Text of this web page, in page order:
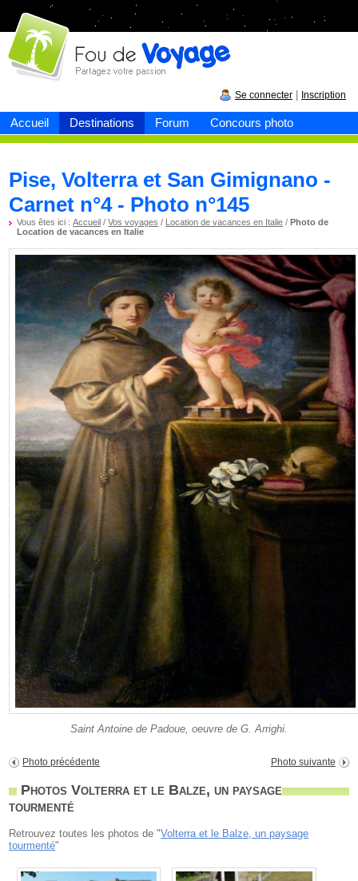
Accueil Destinations Forum Concours photo
Fou devoyage
Se connecter Inscription
Pise, Volterra et San Gimignano -
Carnet n°4 - Photo n°145
Vous êtes ici :Accueil /Vos voyages / Location de vacances en Italie /Photo de
Location de vacances en Italie
Saint Antoine de Padoue, oeuvre de G. Arrighi.
Photo précédente Photo suivante
Photos Volterra et le Balze, un paysage
tourmenté
Retrouvez toutes les photos de "Volterra et le Balze, un paysage
tourmenté"